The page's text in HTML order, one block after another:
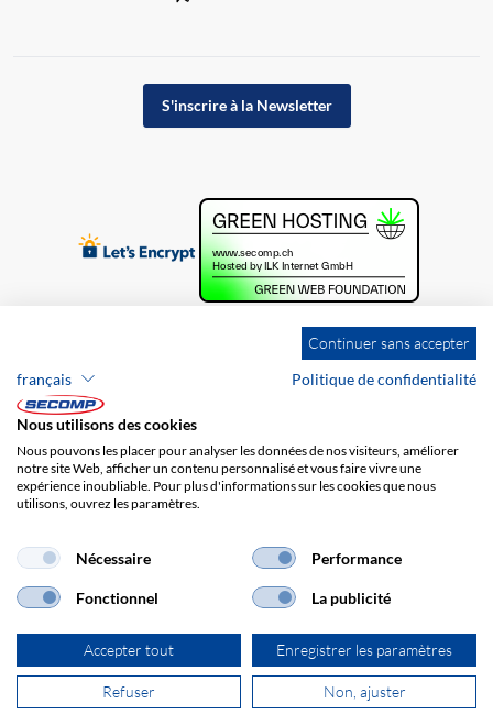
S'inscrire à la Newsletter
Brands
Protection des données
Frais de port
© 2026 SECOMP AG. Tous les droits sont réservés.
powered by polynorm
Continuer sans accepter
français
Politique de confidentialité
Nous utilisons des cookies
Nous pouvons les placer pour analyser les données de nos visiteurs, améliorer
notre site Web, afficher un contenu personnalisé et vous faire vivre une
expérience inoubliable. Pour plus d'informations sur les cookies que nous
utilisons, ouvrez les paramètres.
Nécessaire Performance
Fonctionnel La publicité
Accepter tout Enregistrer les paramètres
Refuser Non, ajuster